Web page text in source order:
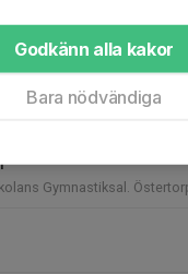
Gymnastiksal.
Godkänn alla kakor
Bara nödvändiga